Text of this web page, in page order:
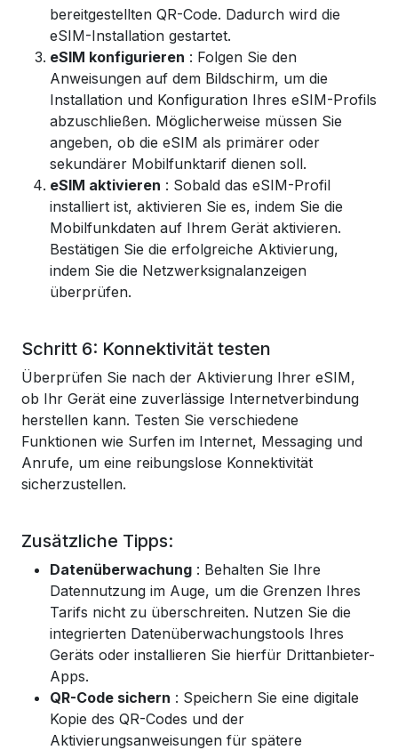
bereitgestellten QR-Code. Dadurch wird die
eSIM-Installation gestartet.
eSIM konfigurieren : Folgen Sie den
Anweisungen auf dem Bildschirm, um die
Installation und Konfiguration Ihres eSIM-Profils
abzuschließen. Möglicherweise müssen Sie
angeben, ob die eSIM als primärer oder
sekundärer Mobilfunktarif dienen soll.
eSIM aktivieren : Sobald das eSIM-Profil
installiert ist, aktivieren Sie es, indem Sie die
Mobilfunkdaten auf Ihrem Gerät aktivieren.
Bestätigen Sie die erfolgreiche Aktivierung,
indem Sie die Netzwerksignalanzeigen
überprüfen.
Schritt 6: Konnektivität testen
Überprüfen Sie nach der Aktivierung Ihrer eSIM,
ob Ihr Gerät eine zuverlässige Internetverbindung
herstellen kann. Testen Sie verschiedene
Funktionen wie Surfen im Internet, Messaging und
Anrufe, um eine reibungslose Konnektivität
sicherzustellen.
Zusätzliche Tipps:
Datenüberwachung : Behalten Sie Ihre
Datennutzung im Auge, um die Grenzen Ihres
Tarifs nicht zu überschreiten. Nutzen Sie die
integrierten Datenüberwachungstools Ihres
Geräts oder installieren Sie hierfür Drittanbieter-
Apps.
QR-Code sichern : Speichern Sie eine digitale
Kopie des QR-Codes und der
Aktivierungsanweisungen für spätere